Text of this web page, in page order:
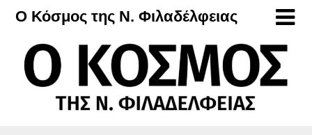
Μετάβαση
περιεχόμενο
Ο Κόσμος της Ν. Φιλαδέλφειας